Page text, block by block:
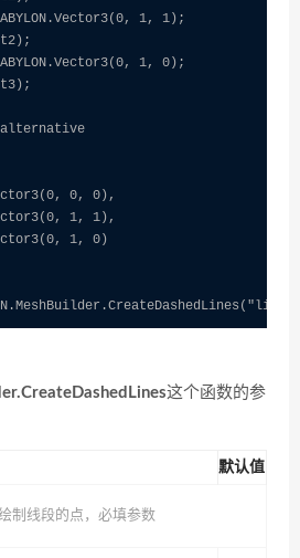
1, 1);
1, 0);
0, 0),
1, 1),
1, 0)
这个函数的参
默认值
制线段的点，必填参数